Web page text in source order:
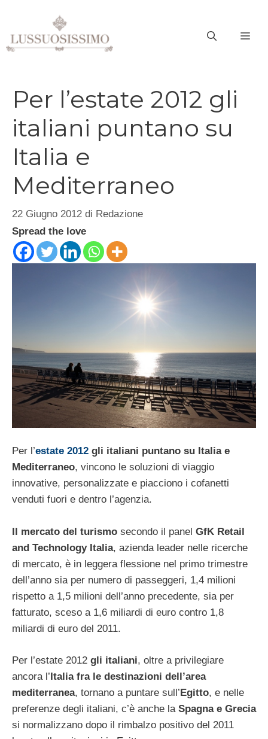
contenuto
Per l’estate 2012 gli
italiani puntano su
Italia e
Mediterraneo
22 Giugno 2012 di Redazione
Spread the love
Per l’estate 2012 gli italiani puntano su Italia e
Mediterraneo, vincono le soluzioni di viaggio
innovative, personalizzate e piacciono i cofanetti
venduti fuori e dentro l’agenzia.
Il mercato del turismo secondo il panel GfK Retail
and Technology Italia, azienda leader nelle ricerche
di mercato, è in leggera flessione nel primo trimestre
dell’anno sia per numero di passeggeri, 1,4 milioni
rispetto a 1,5 milioni dell’anno precedente, sia per
fatturato, sceso a 1,6 miliardi di euro contro 1,8
miliardi di euro del 2011.
Per l’estate 2012 gli italiani, oltre a privilegiare
ancora l’Italia fra le destinazioni dell’area
mediterranea, tornano a puntare sull’Egitto, e nelle
preferenze degli italiani, c’è anche la Spagna e Grecia
si normalizzano dopo il rimbalzo positivo del 2011